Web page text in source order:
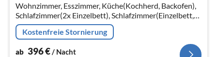
Wohnzimmer, Esszimmer, Küche(Kochherd, Backofen),
Schlafzimmer(2x Einzelbett), Schlafzimmer(Einzelbett,
Einzelbett), Schlafzimmer(Einzelbett, Einzelbett),
Schlafzimmer(Einzelbett)
Kostenfreie Stornierung
ab 396€/ Nacht